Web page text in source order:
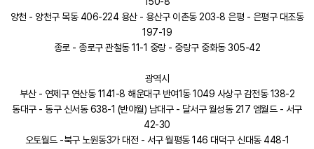
양천 - 양천구 목동 406-224 용산 - 용산구 이촌동 203-8 은평 - 은평구 대조동
197-19
종로 - 종로구 관철동 11-1 중랑 - 중랑구 중화동 305-42
광역시
부산 - 연제구 연산동 1141-8 해운대구 반여1동 1049 사상구 감전동 138-2
동대구 - 동구 신서동 638-1 (반야월) 남대구 - 달서구 월성동 217 엠월드 - 서구
42-30
오토월드 -북구 노원동3가 대전 - 서구 월평동 146 대덕구 신대동 448-1